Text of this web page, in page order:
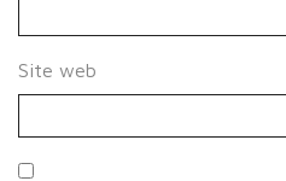
Site web